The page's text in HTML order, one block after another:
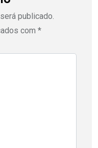
publicado.
com *